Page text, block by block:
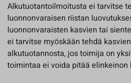
Alkutuotantoilmoitusta ei tarvitse
luonnonvaraisen riistan
luonnonvaraisten kasvien tai
ei tarvitse myöskään tehdä
alkutuotannosta, jos toimija on
toimintaa ei voida pitää elinkeinon